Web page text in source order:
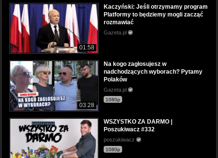
01:58
Kaczyński: Jeśli otrzymamy program
Platformy to będziemy mogli zacząć
rozmawiać
Gazeta.pl
03:28
Na kogo zagłosujesz w
nadchodzących wyborach? Pytamy
Polaków
Gazeta.pl
1080p
WSZYSTKO ZA DARMO |
Poszukiwacz #332
poszukiwacz
1080p